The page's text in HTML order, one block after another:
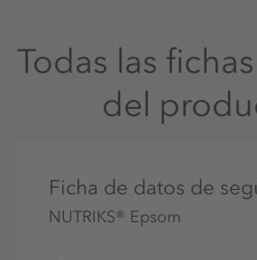
Todas las
del
Ficha de datos de
NUTRIKS® Epsom